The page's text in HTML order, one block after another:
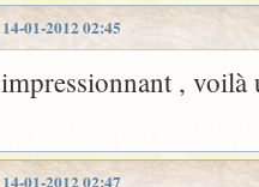
14-01-2012 02:45
impressionnant ,
14-01-2012 02:47